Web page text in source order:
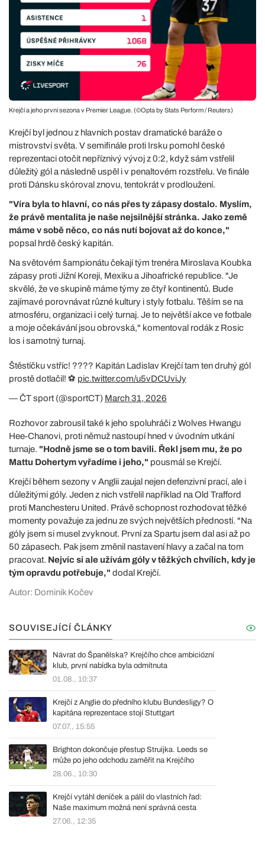
Krejčí a jeho první sezona v Premier League. (©Opta by Stats Perform / Reuters)
Krejčí byl jednou z hlavních postav dramatické baráže o
mistrovství světa. V semifinále proti Irsku pomohl české
reprezentaci otočit nepříznivý vývoj z 0:2, když sám vstřelil
důležitý gól a následně uspěl i v penaltovém rozstřelu. Ve finále
proti Dánsku skóroval znovu, tentokrát v prodloužení.
"Víra byla to hlavní, co nás přes ty zápasy dostalo. Myslím,
že právě mentalita je naše nejsilnější stránka. Jako země
máme v sobě něco, co nás nutí bojovat až do konce,"
popsal hrdě český kapitán.
Na světovém šampionátu čekají tým trenéra Miroslava Koubka
zápasy proti Jižní Koreji, Mexiku a Jihoafrické republice. "Je
skvělé, že ve skupině máme týmy ze čtyř kontinentů. Bude
zajímavé porovnávat různé kultury i styly fotbalu. Těším se na
atmosféru, organizaci i celý turnaj. Je to největší akce ve fotbale
a moje očekávání jsou obrovská," komentoval rodák z Rosic
los i samotný turnaj.
Štěstíčku vstříc! ???? Kapitán Ladislav Krejčí tam ten druhý gól
prostě dotlačil! ⚽ pic.twitter.com/u5vDCUviJy
— ČT sport (@sportCT) March 31, 2026
Rozhovor zabrousil také k jeho spoluhráči z Wolves Hwangu
Hee-Chanovi, proti němuž nastoupí hned v úvodním utkání
turnaje. "Hodně jsme se o tom bavili. Řekl jsem mu, že po
Mattu Dohertym vyřadíme i jeho," pousmál se Krejčí.
Krejčí během sezony v Anglii zaujal nejen defenzivní prací, ale i
důležitými góly. Jeden z nich vstřelil například na Old Trafford
proti Manchesteru United. Právě schopnost rozhodovat těžké
momenty považuje za jednu ze svých největších předností. "Na
góly jsem si musel zvyknout. První za Spartu jsem dal asi až po
50 zápasech. Pak jsem změnil nastavení hlavy a začal na tom
pracovat. Nejvíc si ale užívám góly v těžkých chvílích, kdy je
tým opravdu potřebuje," dodal Krejčí.
Autor: Dominik Kočev
SOUVISEJÍCÍ ČLÁNKY
Návrat do Španělska? Krejčího chce ambiciózní
klub, první nabídka byla odmítnuta
01.08., 10:37
Krejčí z Anglie do předního klubu Bundesligy? O
kapitána reprezentace stojí Stuttgart
07.07., 15:55
Brighton dokončuje přestup Struijka. Leeds se
může po jeho odchodu zaměřit na Krejčího
28.06., 10:30
Krejčí vytáhl deníček a pálil do vlastních řad:
Naše maximum možná není správná cesta
27.06., 12:35